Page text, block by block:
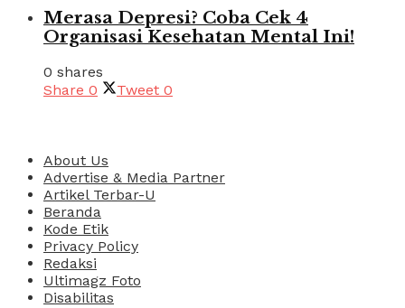
Merasa Depresi? Coba Cek 4
Organisasi Kesehatan Mental Ini!
0 shares
Share 0 Tweet 0
About Us
Advertise & Media Partner
Artikel Terbar-U
Beranda
Kode Etik
Privacy Policy
Redaksi
Ultimagz Foto
Disabilitas